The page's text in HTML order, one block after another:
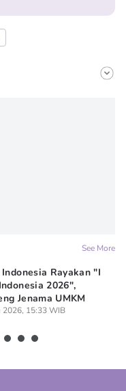
See More
Indonesia Rayakan "I
2026",
Jenama UMKM
2026, 15:33 WIB